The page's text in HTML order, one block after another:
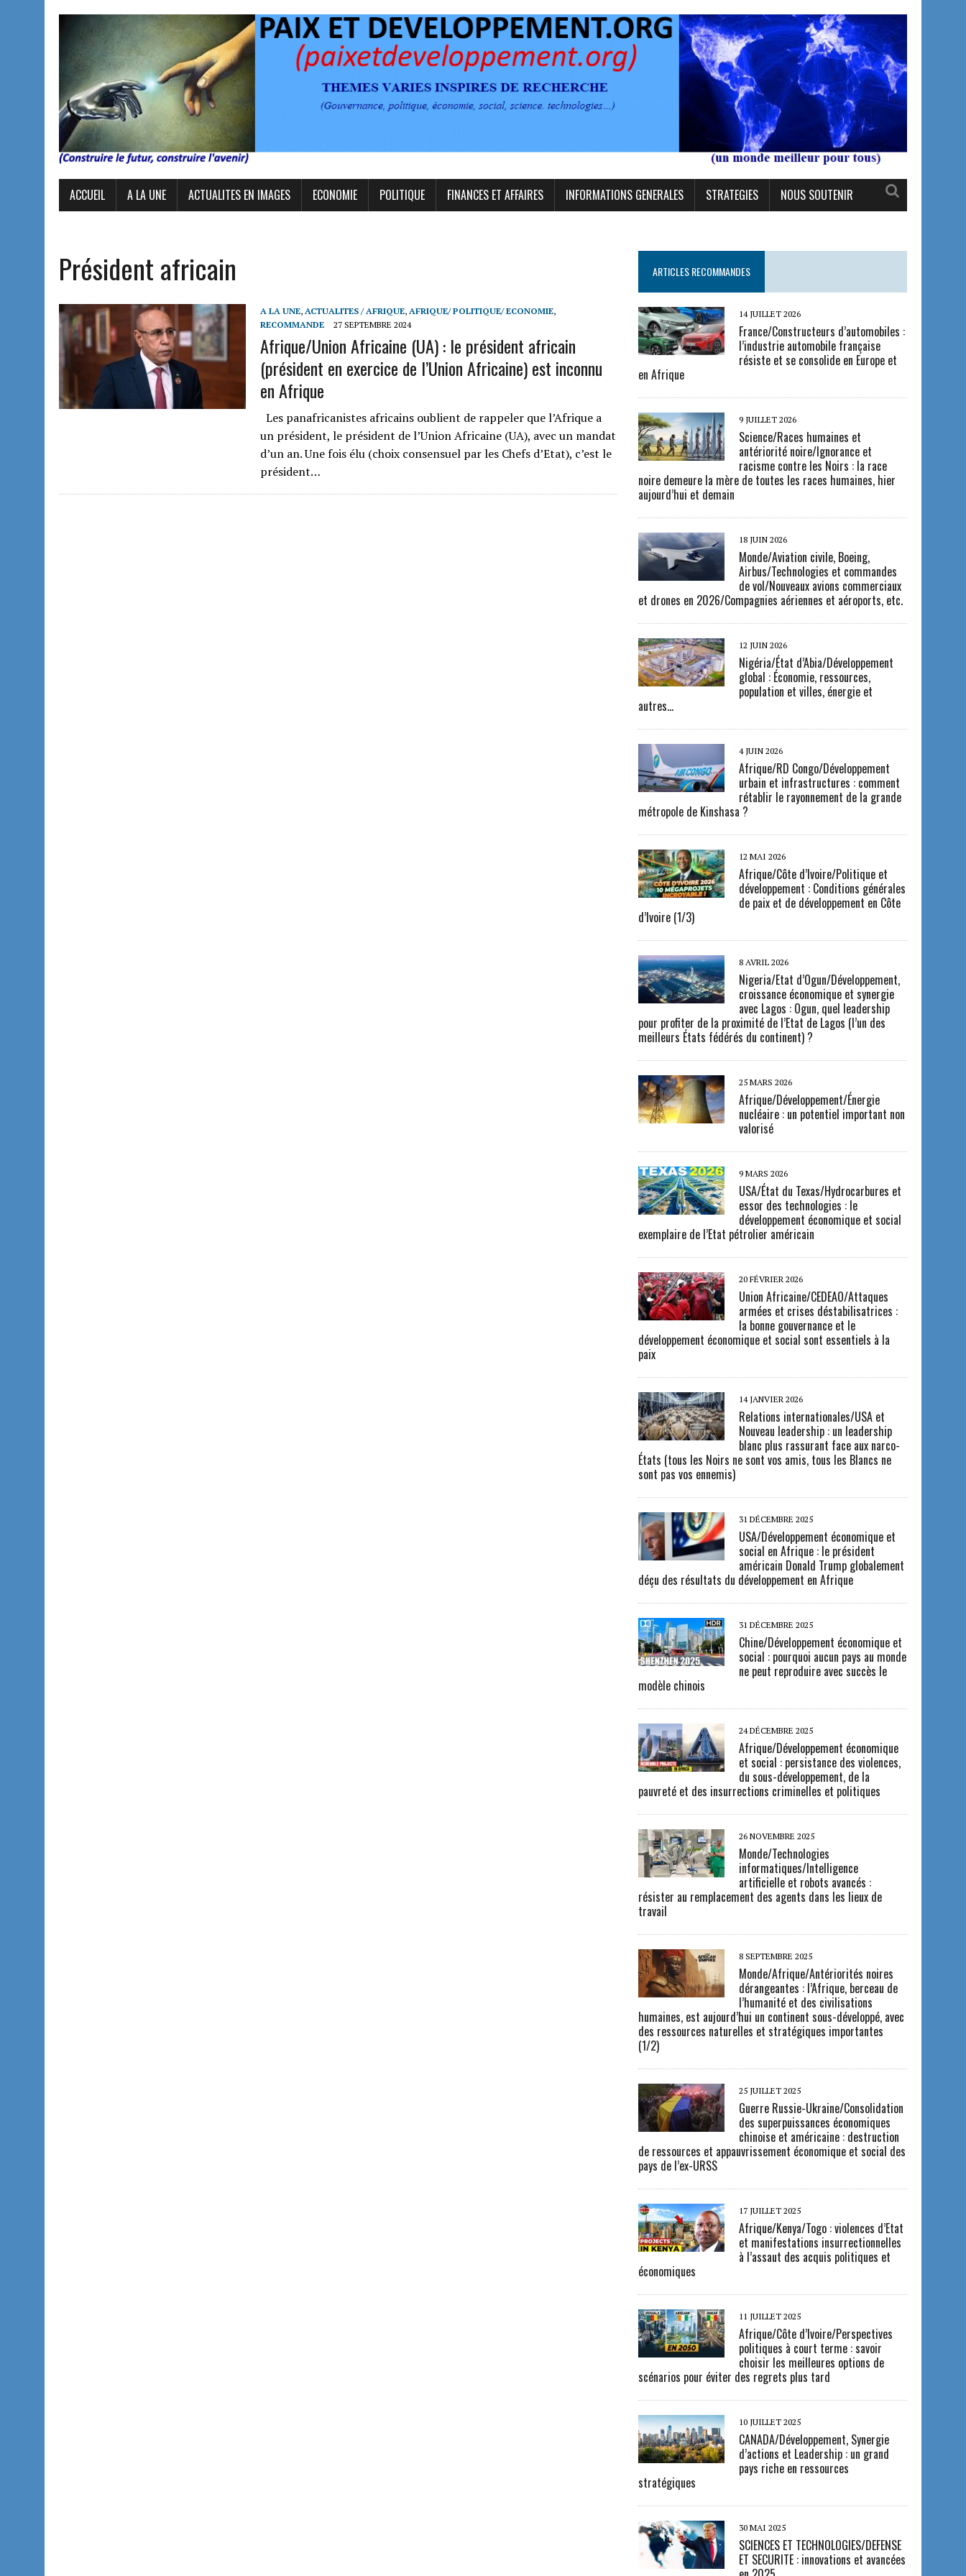
ACCUEIL A LA UNE ACTUALITES EN IMAGES ECONOMIE POLITIQUE FINANCES ET AFFAIRES INFORMATIONS GENERALES STRATEGIES NOUS SOUTENIR
Président africain
A LA UNE, ACTUALITES / AFRIQUE, AFRIQUE/ POLITIQUE/ ECONOMIE,
RECOMMANDE
27 SEPTEMBRE 2024
Afrique/Union Africaine (UA) : le président africain
(président en exercice de l’Union Africaine) est inconnu
en Afrique
Les panafricanistes africains oublient de rappeler que l’Afrique a
un président, le président de l’Union Africaine (UA), avec un mandat
d’un an. Une fois élu (choix consensuel par les Chefs d’Etat), c’est le
président…
ARTICLES RECOMMANDES
14 JUILLET 2026
France/Constructeurs d’automobiles :
l’industrie automobile française
résiste et se consolide en Europe et
en Afrique
9 JUILLET 2026
Science/Races humaines et
antériorité noire/Ignorance et
racisme contre les Noirs : la race
noire demeure la mère de toutes les races humaines, hier
aujourd’hui et demain
18 JUIN 2026
Monde/Aviation civile, Boeing,
Airbus/Technologies et commandes
de vol/Nouveaux avions commerciaux
et drones en 2026/Compagnies aériennes et aéroports, etc.
12 JUIN 2026
Nigéria/État d’Abia/Développement
global : Économie, ressources,
population et villes, énergie et
autres…
4 JUIN 2026
Afrique/RD Congo/Développement
urbain et infrastructures : comment
rétablir le rayonnement de la grande
métropole de Kinshasa ?
12 MAI 2026
Afrique/Côte d’Ivoire/Politique et
développement : Conditions générales
de paix et de développement en Côte
d’Ivoire (1/3)
8 AVRIL 2026
Nigeria/Etat d’Ogun/Développement,
croissance économique et synergie
avec Lagos : Ogun, quel leadership
pour profiter de la proximité de l’Etat de Lagos (l’un des
meilleurs États fédérés du continent) ?
25 MARS 2026
Afrique/Développement/Énergie
nucléaire : un potentiel important non
valorisé
9 MARS 2026
USA/État du Texas/Hydrocarbures et
essor des technologies : le
développement économique et social
exemplaire de l’Etat pétrolier américain
20 FÉVRIER 2026
Union Africaine/CEDEAO/Attaques
armées et crises déstabilisatrices :
la bonne gouvernance et le
développement économique et social sont essentiels à la
paix
14 JANVIER 2026
Relations internationales/USA et
Nouveau leadership : un leadership
blanc plus rassurant face aux narco-
États (tous les Noirs ne sont vos amis, tous les Blancs ne
sont pas vos ennemis)
31 DÉCEMBRE 2025
USA/Développement économique et
social en Afrique : le président
américain Donald Trump globalement
déçu des résultats du développement en Afrique
31 DÉCEMBRE 2025
Chine/Développement économique et
social : pourquoi aucun pays au monde
ne peut reproduire avec succès le
modèle chinois
24 DÉCEMBRE 2025
Afrique/Développement économique
et social : persistance des violences,
du sous-développement, de la
pauvreté et des insurrections criminelles et politiques
26 NOVEMBRE 2025
Monde/Technologies
informatiques/Intelligence
artificielle et robots avancés :
résister au remplacement des agents dans les lieux de
travail
8 SEPTEMBRE 2025
Monde/Afrique/Antériorités noires
dérangeantes : l’Afrique, berceau de
l’humanité et des civilisations
humaines, est aujourd’hui un continent sous-développé, avec
des ressources naturelles et stratégiques importantes
(1/2)
25 JUILLET 2025
Guerre Russie-Ukraine/Consolidation
des superpuissances économiques
chinoise et américaine : destruction
de ressources et appauvrissement économique et social des
pays de l’ex-URSS
17 JUILLET 2025
Afrique/Kenya/Togo : violences d’Etat
et manifestations insurrectionnelles
à l’assaut des acquis politiques et
économiques
11 JUILLET 2025
Afrique/Côte d’Ivoire/Perspectives
politiques à court terme : savoir
choisir les meilleures options de
scénarios pour éviter des regrets plus tard
10 JUILLET 2025
CANADA/Développement, Synergie
d’actions et Leadership : un grand
pays riche en ressources
stratégiques
30 MAI 2025
SCIENCES ET TECHNOLOGIES/DEFENSE
ET SECURITE : innovations et avancées